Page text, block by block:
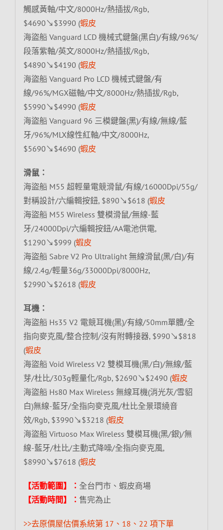
觸感黃軸/中文/8000Hz/熱插拔/Rgb,
$4690↘$3990 (蝦皮
海盜船 Vanguard LCD 機械式鍵盤(黑白)/有線/96%/
段落紫軸/英文/8000Hz/熱插拔/Rgb,
$4890↘$4190 (蝦皮
海盜船 Vanguard Pro LCD 機械式鍵盤/有
線/96%/MGX磁軸/中文/8000Hz/熱插拔/Rgb,
$5990↘$4990 (蝦皮
海盜船 Vanguard 96 三模鍵盤(黑)/有線/無線/藍
牙/96%/MLX線性紅軸/中文/8000Hz,
$5690↘$4690 (蝦皮
滑鼠：
海盜船 M55 超輕量電競滑鼠/有線/16000Dpi/55g/
對稱設計/六編輯按鈕, $890↘$618 (蝦皮
海盜船 M55 Wireless 雙模滑鼠/無線-藍
牙/24000Dpi/六編輯按鈕/AA電池供電,
$1290↘$999 (蝦皮
海盜船 Sabre V2 Pro Ultralight 無線滑鼠(黑/白)/有
線/2.4g/輕量36g/33000Dpi/8000Hz,
$2990↘$2618 (蝦皮
耳機：
海盜船 Hs35 V2 電競耳機(黑)/有線/50mm單體/全
指向麥克風/整合控制/沒有附轉接器, $990↘$818
(蝦皮
海盜船 Void Wireless V2 雙模耳機(黑/白)/無線/藍
芽/杜比/303g輕量化/Rgb, $2690↘$2490 (蝦皮
海盜船 Hs80 Max Wireless 無線耳機(消光灰/雪貂
白)無線-藍牙/全指向麥克風/杜比全景環繞音
效/Rgb, $3990↘$3218 (蝦皮
海盜船 Virtuoso Max Wireless 雙模耳機(黑/銀)/無
線-藍牙/杜比/主動式降噪/全指向麥克風,
$8990↘$7618 (蝦皮
【活動範圍】： 全台門市、蝦皮商場
【活動時間】： 售完為止
>>去原價屋估價系統第 17、18、22 項下單